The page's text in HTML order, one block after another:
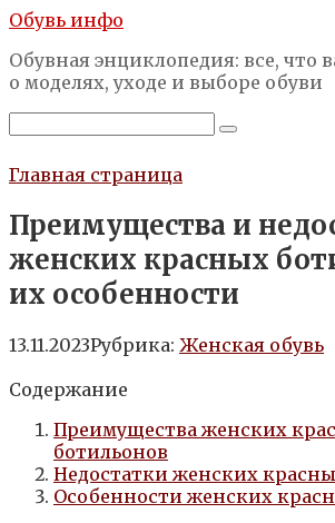
Перейти
контенту
Обувь инфо
Обувная энциклопедия: все, что
о моделях, уходе и выборе обуви
Главная страница
Преимущества и
женских красных
их особенности
13.11.2023Рубрика: Женская обувь
Содержание
Преимущества женских
ботильонов
Недостатки женских
Особенности женских